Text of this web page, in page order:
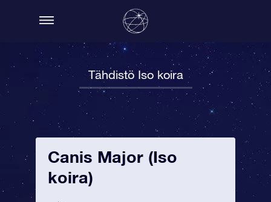
Tähdistö Iso koira
Canis Major (Iso
koira)